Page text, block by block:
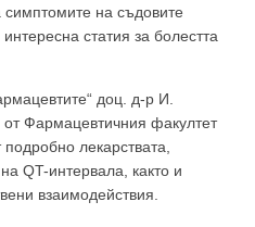
на съдовите
статия за болестта
доц. д-р И.
Фармацевтичния факултет
лекарствата,
QT-интервала, както и
взаимодействия.